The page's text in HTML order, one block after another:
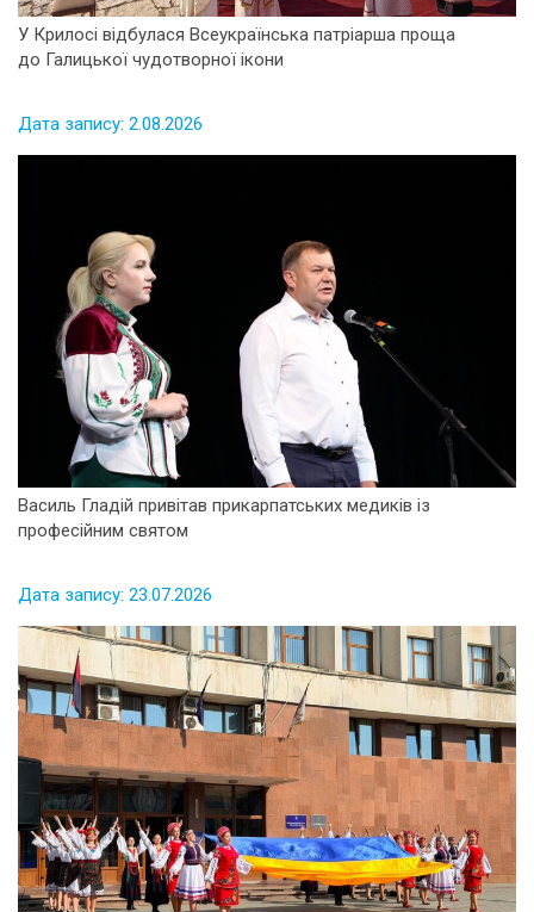
У Крилосі відбулася Всеукраїнська патріарша проща
до Галицької чудотворної ікони
Дата запису: 2.08.2026
Василь Гладій привітав прикарпатських медиків із
професійним святом
Дата запису: 23.07.2026